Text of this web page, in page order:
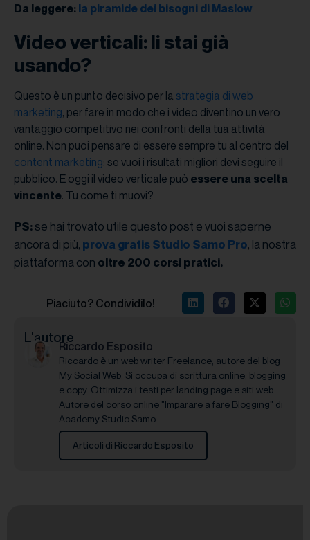
Da leggere: la piramide dei bisogni di Maslow
Video verticali: li stai già
usando?
Questo è un punto decisivo per la strategia di web
marketing, per fare in modo che i video diventino un vero
vantaggio competitivo nei confronti della tua attività
online. Non puoi pensare di essere sempre tu al centro del
content marketing: se vuoi i risultati migliori devi seguire il
pubblico. E oggi il video verticale può essere una scelta
vincente. Tu come ti muovi?
PS:se hai trovato utile questo post e vuoi saperne
ancora di più, prova gratis Studio Samo Pro, la nostra
piattaforma con oltre 200 corsi pratici.
Piaciuto? Condividilo!
L'autore
Riccardo Esposito
Riccardo è un web writer Freelance, autore del blog
My Social Web. Si occupa di scrittura online, blogging
e copy. Ottimizza i testi per landing page e siti web.
Autore del corso online "Imparare a fare Blogging" di
Academy Studio Samo.
Articoli di Riccardo Esposito